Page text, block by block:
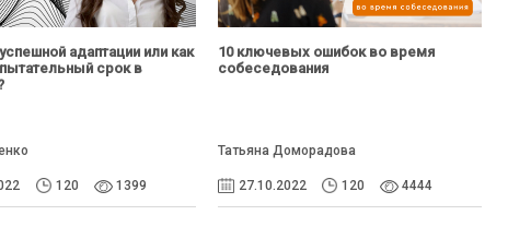
адаптации или как
срок в
120 1399
10 ключевых ошибок во время
собеседования
Татьяна Доморадова
27.10.2022 120 4444